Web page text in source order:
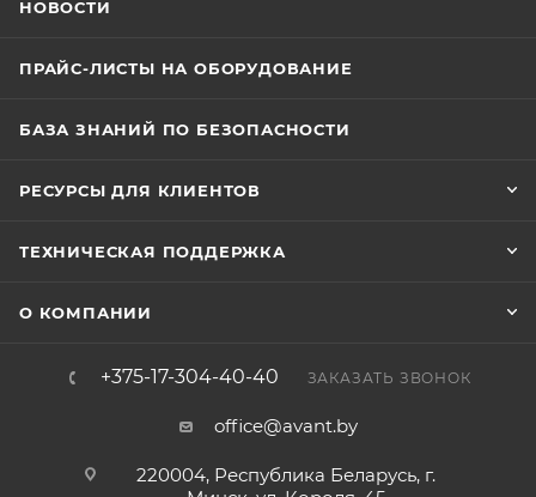
НОВОСТИ
ПРАЙС-ЛИСТЫ НА ОБОРУДОВАНИЕ
БАЗА ЗНАНИЙ ПО БЕЗОПАСНОСТИ
РЕСУРСЫ ДЛЯ КЛИЕНТОВ
ТЕХНИЧЕСКАЯ ПОДДЕРЖКА
О КОМПАНИИ
+375-17-304-40-40 ЗАКАЗАТЬ ЗВОНОК
office@avant.by
220004, Республика Беларусь, г.